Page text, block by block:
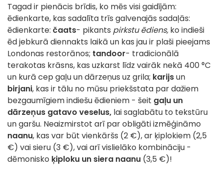
Tagad ir pienācis brīdis, ko mēs visi gaidījām:
ēdienkarte, kas sadalīta trīs galvenajās sadaļās:
ēdienkarte: čaats- pikants pirkstu ēdiens, ko indieši
ēd jebkurā diennakts laikā un kas jau ir plaši pieejams
Londonas restorānos; tandoor- tradicionālā
terakotas krāsns, kas uzkarst līdz vairāk nekā 400 °C
un kurā cep gaļu un dārzeņus uz grila; karijsun
birjani, kas ir tālu no mūsu priekšstata par dažiem
bezgaumīgiem indiešu ēdieniem - šeit gaļu un
dārzeņus gatavo veselus, lai saglabātu to tekstūru
un garšu. Neaizmirstot arī par obligāti izmēģināmo
naanu, kas var būt vienkāršs (2 €), ar ķiplokiem (2,5
€) vai sieru (3 €), vai arī vislielāko kombināciju -
dēmonisko ķiploku un siera naanu (3,5 €)!